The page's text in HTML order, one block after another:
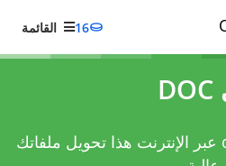
16 القائمة
يتيح لك محوّل document عبر الإنترنت هذا تحويل ملفاتك